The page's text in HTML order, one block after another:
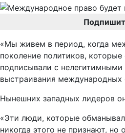
«Мы живем в период, когда
поколение политиков,
подписывали с
выстраивания международных
Нынешних западных лидеров
«Эти люди, которые
никогда этого не признают,